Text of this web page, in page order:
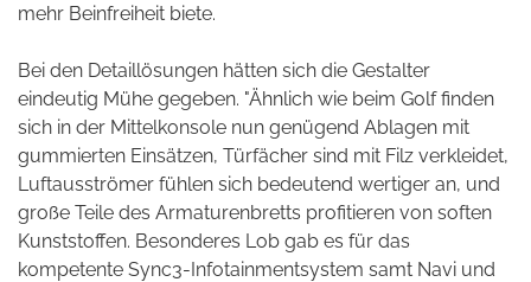
mehr Beinfreiheit biete.
Bei den Detaillösungen hätten sich die Gestalter
eindeutig Mühe gegeben. "Ähnlich wie beim Golf finden
sich in der Mittelkonsole nun genügend Ablagen mit
gummierten Einsätzen, Türfächer sind mit Filz verkleidet,
Luftausströmer fühlen sich bedeutend wertiger an, und
große Teile des Armaturenbretts profitieren von soften
Kunststoffen. Besonderes Lob gab es für das
kompetente Sync3-Infotainmentsystem samt Navi und